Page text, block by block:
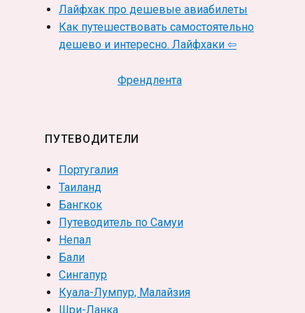
Лайфхак про дешевые авиабилеты
Как путешествовать самостоятельно
дешево и интересно. Лайфхаки ⇦
Френдлента
ПУТЕВОДИТЕЛИ
Португалия
Таиланд
Бангкок
Путеводитель по Самуи
Непал
Бали
Сингапур
Куала-Лумпур, Малайзия
Шри-Ланка